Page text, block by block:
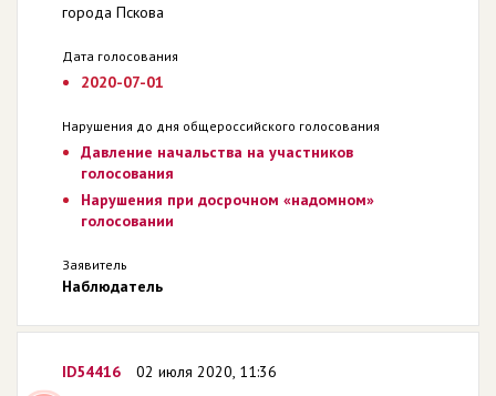
города Пскова
Дата голосования
2020-07-01
Нарушения до дня общероссийского голосования
Давление начальства на участников
голосования
Нарушения при досрочном «надомном»
голосовании
Заявитель
Наблюдатель
ID54416 02 июля 2020, 11:36